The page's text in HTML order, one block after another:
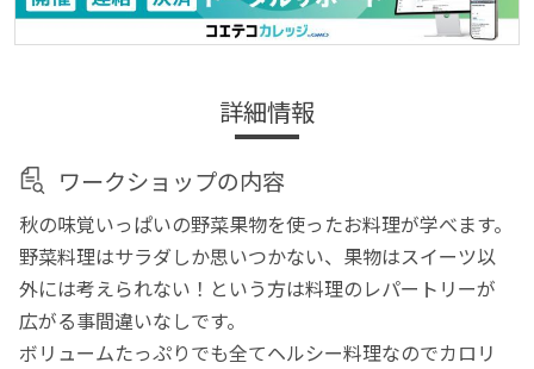
詳細情報
ワークショップの内容
秋の味覚いっぱいの野菜果物を使ったお料理が学べます。
野菜料理はサラダしか思いつかない、果物はスイーツ以
外には考えられない！という方は料理のレパートリーが
広がる事間違いなしです。
ボリュームたっぷりでも全てヘルシー料理なのでカロリ